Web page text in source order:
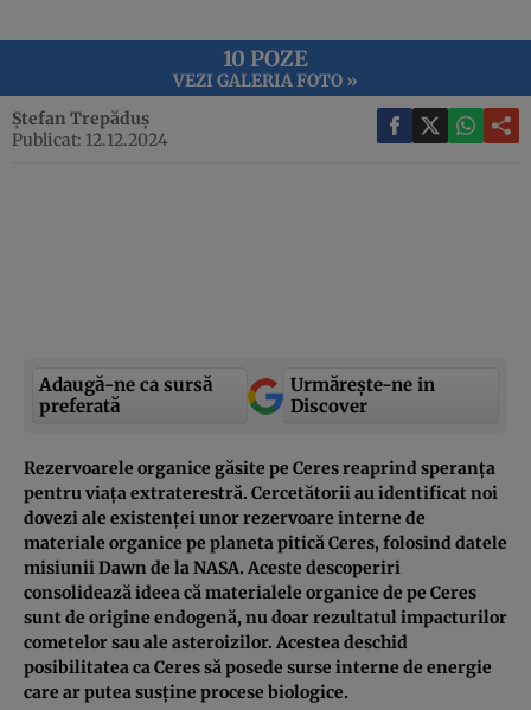
10 POZE
VEZI GALERIA FOTO »
Ștefan Trepăduș
Publicat: 12.12.2024
Adaugă-ne ca sursă
preferată
Urmărește-ne in
Discover
Rezervoarele organice găsite pe Ceres reaprind speranța
pentru viața extraterestră. Cercetătorii au identificat noi
dovezi ale existenței unor rezervoare interne de
materiale organice pe planeta pitică Ceres, folosind datele
misiunii Dawn de la NASA. Aceste descoperiri
consolidează ideea că materialele organice de pe Ceres
sunt de origine endogenă, nu doar rezultatul impacturilor
cometelor sau ale asteroizilor. Acestea deschid
posibilitatea ca Ceres să posede surse interne de energie
care ar putea susține procese biologice.